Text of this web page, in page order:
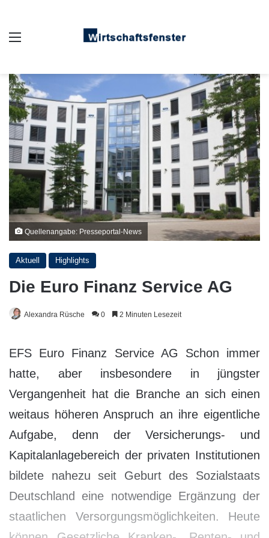
Quellenangabe: Presseportal-News
Aktuell Highlights
Die Euro Finanz Service AG
Alexandra Rüsche 0 2 Minuten Lesezeit
EFS Euro Finanz Service AG Schon immer
hatte, aber insbesondere in jüngster
Vergangenheit hat die Branche an sich einen
weitaus höheren Anspruch an ihre eigentliche
Aufgabe, denn der Versicherungs- und
Kapitalanlagebereich der privaten Institutionen
bildete nahezu seit Geburt des Sozialstaats
Deutschland eine notwendige Ergänzung der
staatlichen Versorgungsmöglichkeiten. Heute